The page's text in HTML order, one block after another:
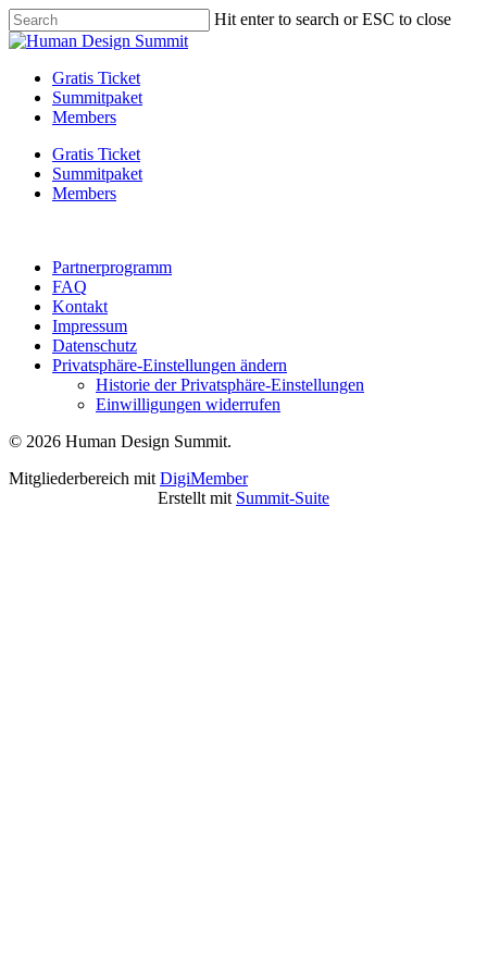
Skip
to
content
Hit enter to search or ESC to close
Close
Menu
Gratis Ticket
Summitpaket
Members
Gratis Ticket
Summitpaket
Members
Partnerprogramm
FAQ
Kontakt
Impressum
Datenschutz
Privatsphäre-Einstellungen ändern
Historie der Privatsphäre-Einstellungen
Einwilligungen widerrufen
© 2026 Human Design Summit.
Mitgliederbereich mit DigiMember
Erstellt mit Summit-Suite